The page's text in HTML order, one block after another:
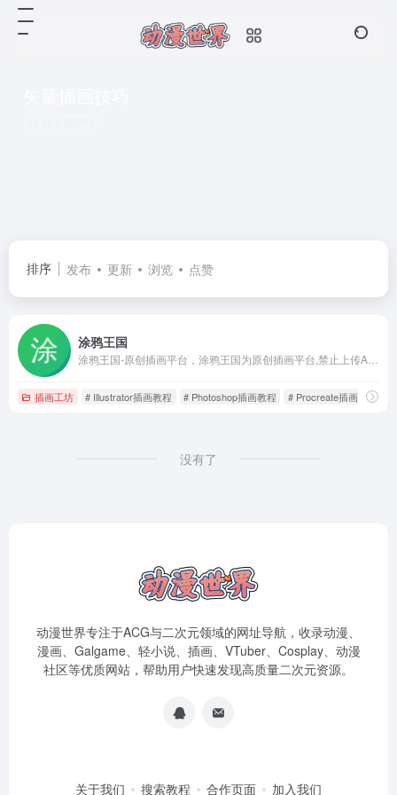
排序 发布 更新 浏览 点赞
涂鸦王国
插画工坊 # Illustrator插画教程 # Photoshop插画教程 # Procreate插画教程
没有了
动漫世界专注于ACG与二次元领域的网址导航，收录动漫、
漫画、Galgame、轻小说、插画、VTuber、Cosplay、动漫
社区等优质网站，帮助用户快速发现高质量二次元资源。
关于我们 搜索教程 合作页面 加入我们